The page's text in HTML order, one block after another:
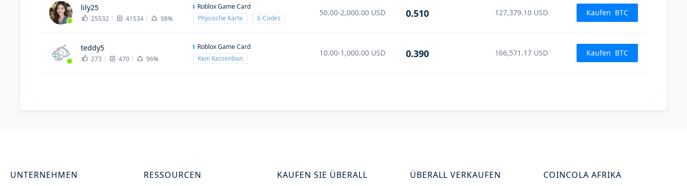
lily25
25532 41534 98%
Roblox Game Card
Physische Karte
E-Codes
50.00-2,000.00 USD 0.510 127,379.10 USD Kaufen BTC
teddy5
273 470 96%
Roblox Game Card
Kein Kassenbon
10.00-1,000.00 USD 0.390 166,571.17 USD Kaufen BTC
UNTERNEHMEN RESSOURCEN KAUFEN SIE ÜBERALL ÜBERALL VERKAUFEN COINCOLA AFRIKA